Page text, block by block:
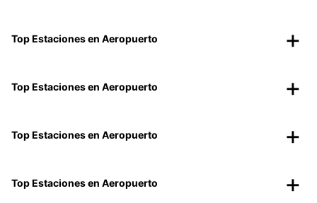
Top Estaciones en Aeropuerto
Top Estaciones en Aeropuerto
Top Estaciones en Aeropuerto
Top Estaciones en Aeropuerto